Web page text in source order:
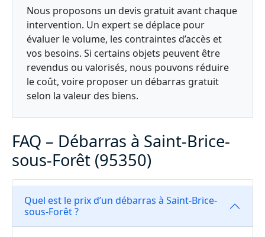
Nous proposons un devis gratuit avant chaque
intervention. Un expert se déplace pour
évaluer le volume, les contraintes d’accès et
vos besoins. Si certains objets peuvent être
revendus ou valorisés, nous pouvons réduire
le coût, voire proposer un débarras gratuit
selon la valeur des biens.
FAQ – Débarras à Saint-Brice-
sous-Forêt (95350)
Quel est le prix d’un débarras à Saint-Brice-
sous-Forêt ?